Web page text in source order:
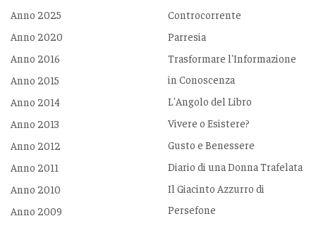
Anno 2025
Anno 2020
Anno 2016
Anno 2015
Anno 2014
Anno 2013
Anno 2012
Anno 2011
Anno 2010
Anno 2009
Controcorrente
Parresia
Trasformare l'Informazione
in Conoscenza
L'Angolo del Libro
Vivere o Esistere?
Gusto e Benessere
Diario di una Donna Trafelata
Il Giacinto Azzurro di
Persefone